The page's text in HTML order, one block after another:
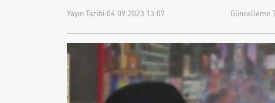
Yayın Tarihi:04.09.2023 13:07 Güncelleme